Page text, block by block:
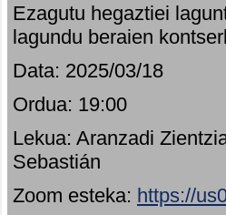
Ezagutu hegaztiei
lagundu beraien
Data: 2025/03/18
Ordua: 19:00
Lekua: Aranzadi
Sebastián
Zoom esteka: https://